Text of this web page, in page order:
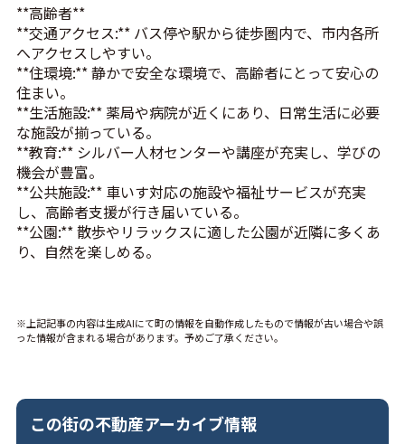
**高齢者**
**交通アクセス:** バス停や駅から徒歩圏内で、市内各所
へアクセスしやすい。
**住環境:** 静かで安全な環境で、高齢者にとって安心の
住まい。
**生活施設:** 薬局や病院が近くにあり、日常生活に必要
な施設が揃っている。
**教育:** シルバー人材センターや講座が充実し、学びの
機会が豊富。
**公共施設:** 車いす対応の施設や福祉サービスが充実
し、高齢者支援が行き届いている。
**公園:** 散歩やリラックスに適した公園が近隣に多くあ
り、自然を楽しめる。
※上記記事の内容は生成AIにて町の情報を自動作成したもので情報が古い場合や誤
った情報が含まれる場合があります。予めご了承ください。
この街の不動産アーカイブ情報